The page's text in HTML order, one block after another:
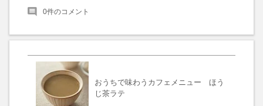
0件のコメント
おうちで味わうカフェメニュー ほう
じ茶ラテ